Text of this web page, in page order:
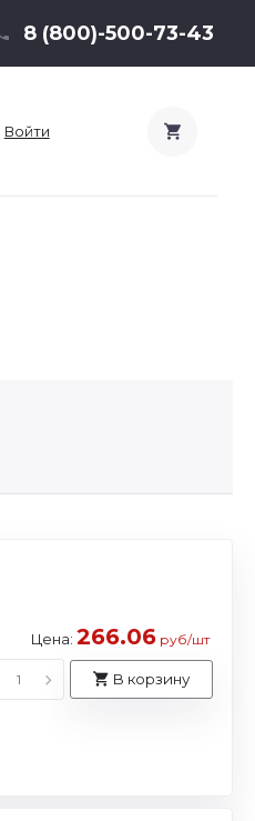
8 (800)-500-73-43
Войти
Цена: 266.06 руб/шт
В корзину